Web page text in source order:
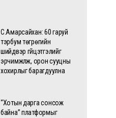
С.Амарсайхан: 60 гаруй
тэрбум төгрөгийн
шийдвэр гүйцэтгэлийг
эрчимжүүлж, орон сууцны
хохирлыг барагдуулна
“Хотын дарга сонсож
байна” платформыг